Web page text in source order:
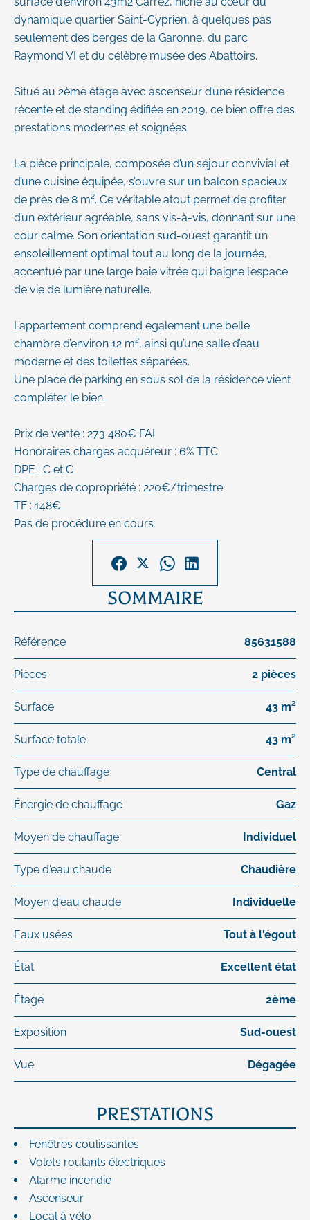
dynamique quartier Saint-Cyprien, à quelques pas
seulement des berges de la Garonne, du parc
Raymond VI et du célèbre musée des Abattoirs.
Situé au 2ème étage avec ascenseur d’une résidence
récente et de standing édifiée en 2019, ce bien offre des
prestations modernes et soignées.
La pièce principale, composée d’un séjour convivial et
d’une cuisine équipée, s’ouvre sur un balcon spacieux
de près de 8 m². Ce véritable atout permet de profiter
d’un extérieur agréable, sans vis-à-vis, donnant sur une
cour calme. Son orientation sud-ouest garantit un
ensoleillement optimal tout au long de la journée,
accentué par une large baie vitrée qui baigne l’espace
de vie de lumière naturelle.
L’appartement comprend également une belle
chambre d’environ 12 m², ainsi qu’une salle d’eau
moderne et des toilettes séparées.
Une place de parking en sous sol de la résidence vient
compléter le bien.
Prix de vente : 273 480€ FAI
Honoraires charges acquéreur : 6% TTC
DPE : C et C
Charges de copropriété : 220€/trimestre
TF : 148€
Pas de procédure en cours
SOMMAIRE
Référence 85631588
Pièces 2 pièces
Surface 43 m²
Surface totale 43 m²
Type de chauffage Central
Énergie de chauffage Gaz
Moyen de chauffage Individuel
Type d'eau chaude Chaudière
Moyen d'eau chaude Individuelle
Eaux usées Tout à l'égout
État Excellent état
Étage 2ème
Exposition Sud-ouest
Vue Dégagée
PRESTATIONS
Fenêtres coulissantes
Volets roulants électriques
Alarme incendie
Ascenseur
Local à vélo